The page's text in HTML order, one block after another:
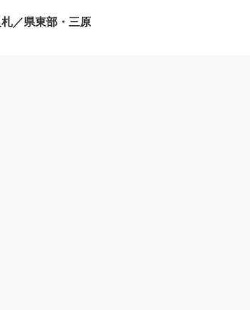
／県東部・三原